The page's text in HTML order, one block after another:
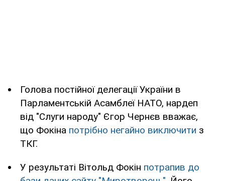
Голова постійної делегації України в
Парламентській Асамблеї НАТО, нардеп
від "Слуги народу" Єгор Чернєв вважає,
що Фокіна потрібно негайно виключити з
ТКГ.
У результаті Вітольд Фокін потрапив до